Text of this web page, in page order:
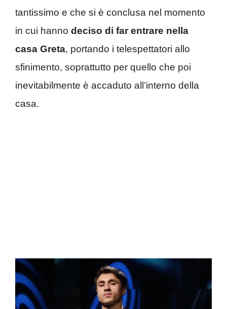
tantissimo e che si è conclusa nel momento
in cui hanno deciso di far entrare nella
casa Greta, portando i telespettatori allo
sfinimento, soprattutto per quello che poi
inevitabilmente è accaduto all’interno della
casa.